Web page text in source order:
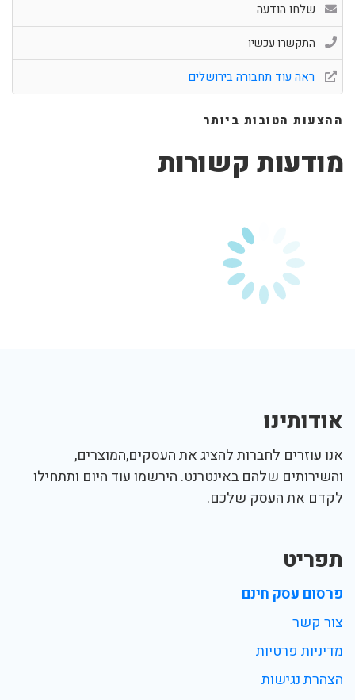
שלחו הודעה
התקשרו עכשיו
ראה עוד תחבורה בירושלים
ההצעות הטובות ביותר
מודעות קשורות
אודותינו
אנו עוזרים לחברות להציג את העסקים,המוצרים,
והשירותים שלהם באינטרנט. הירשמו עוד היום ותתחילו
לקדם את העסק שלכם.
תפריט
פרסום עסק חינם
צור קשר
מדיניות פרטיות
הצהרת נגישות